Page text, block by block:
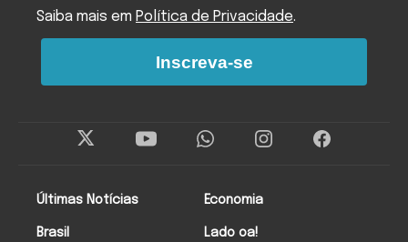
Últimas Notícias
Brasil
Economia
Lado oa!
Saiba mais em Política de Privacidade.
Inscreva-se